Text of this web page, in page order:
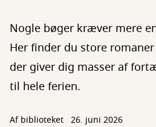
Nogle bøger kræver mere
Her finder du store
der giver dig masser af
til hele ferien.
Af biblioteket 26. juni 2026